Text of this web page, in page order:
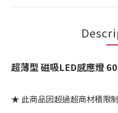
超薄型 磁吸LED感應燈
★ 此商品因超過超商材積限